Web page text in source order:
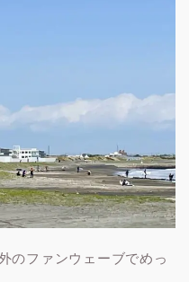
のファンウェーブでめっ